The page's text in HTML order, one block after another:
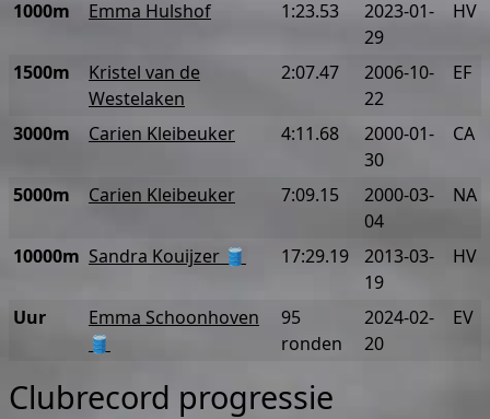
1000m Emma Hulshof 1:23.53
2023-01-
29
HV
1500m
Kristel van de
Westelaken
2:07.47
2006-10-
22
EF
3000m Carien Kleibeuker 4:11.68
2000-01-
30
CA
5000m Carien Kleibeuker 7:09.15
2000-03-
04
NA
10000m Sandra Kouijzer 🛢️ 17:29.19
2013-03-
19
HV
Uur
Emma Schoonhoven
🛢️
95
ronden
2024-02-
20
EV
Clubrecord progressie